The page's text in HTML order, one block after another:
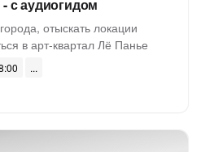
с аудиогидом
отыскать локации
в арт-квартал Лё Панье